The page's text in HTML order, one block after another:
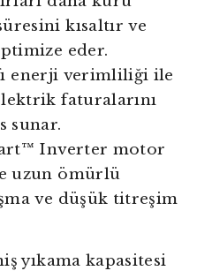
kısaltır ve
eder.
enerji verimliliği ile
faturalarını
sunar.
Inverter motor
uzun ömürlü
ve düşük titreşim
yıkama kapasitesi